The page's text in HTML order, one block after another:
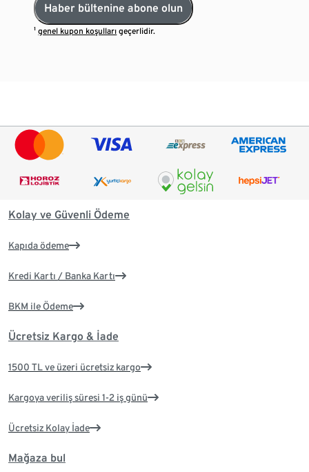
Haber bültenine abone olun
¹genel kupon koşulları geçerlidir.
Kolay ve Güvenli Ödeme
Kapıda ödeme
Kredi Kartı / Banka Kartı
BKM ile Ödeme
Ücretsiz Kargo & İade
1500 TL ve üzeri ücretsiz kargo
Kargoya veriliş süresi 1-2 iş günü
Ücretsiz Kolay İade
Mağaza bul